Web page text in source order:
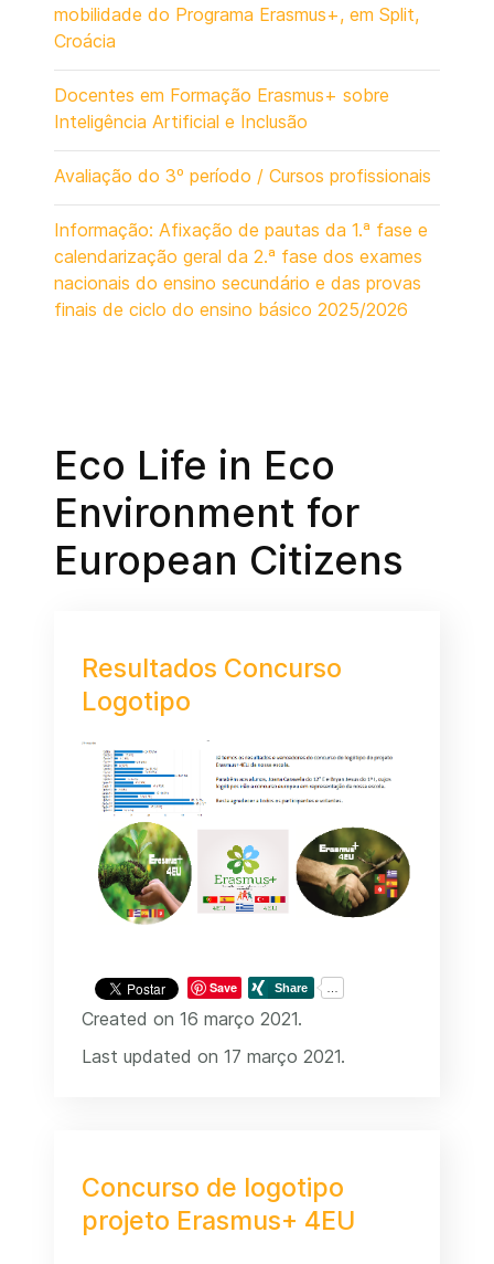
mobilidade do Programa Erasmus+, em Split,
Croácia
Docentes em Formação Erasmus+ sobre
Inteligência Artificial e Inclusão
Avaliação do 3º período / Cursos profissionais
Informação: Afixação de pautas da 1.ª fase e
calendarização geral da 2.ª fase dos exames
nacionais do ensino secundário e das provas
finais de ciclo do ensino básico 2025/2026
Eco Life in Eco
Environment for
European Citizens
Resultados Concurso
Logotipo
Save
Created on 16 março 2021.
Last updated on 17 março 2021.
Concurso de logotipo
projeto Erasmus+ 4EU